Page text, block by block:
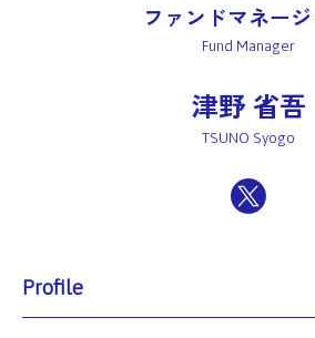
ファンドマネー
Fund Manager
津野 省吾
TSUNO Syogo
Profile